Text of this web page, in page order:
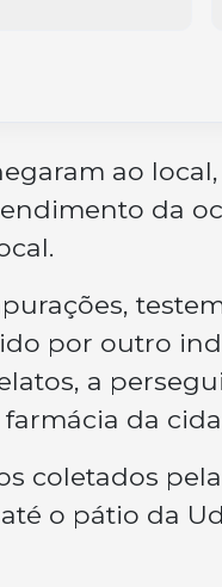
ao
da
por outro
a
da
coletados
o pátio da